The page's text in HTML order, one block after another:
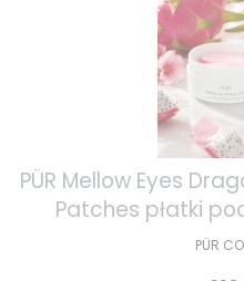
PÜR Mellow Eyes
Patches płatki
PÜR